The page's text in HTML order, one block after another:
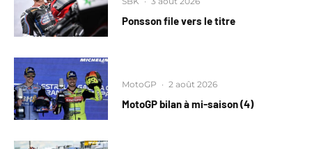
Ponsson file vers le titre
MotoGP · 2 août 2026
MotoGP bilan à mi-saison (4)